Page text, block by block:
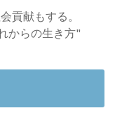
貢献もする。
からの生き方"